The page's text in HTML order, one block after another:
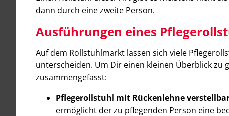
dann durch eine zweite Person.
Ausführungen eines
Auf dem Rollstuhlmarkt lassen sich viele
unterscheiden. Um Dir einen kleinen Überblick zu
zusammengefasst:
Pflegerollstuhl mit Rückenlehne
ermöglicht der zu pflegenden Person eine